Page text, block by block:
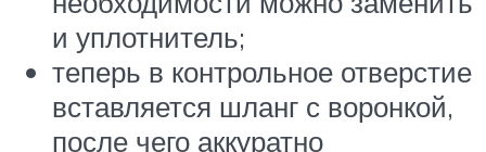
и уплотнитель;
теперь в контрольное отверстие
вставляется шланг с воронкой,
после чего аккуратно